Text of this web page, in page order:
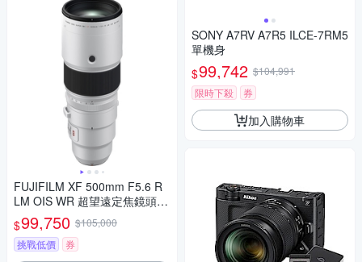
FUJIFILM XF 500mm F5.6 R
LM OIS WR 超望遠定焦鏡頭
公司貨
$99,750 $105,000
挑戰低價
券
SONY A7RV A7R5 ILCE-7RM5
單機身
$99,742 $104,991
限時下殺
券
加入購物車